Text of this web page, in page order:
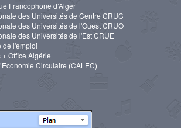
Francophone d’Alger
des Universités de Centre CRUC
des Universités de l'Ouest CRUO
des Universités de l'Est CRUE
de l'emploi
Office Algérie
Circulaire (CALEC)